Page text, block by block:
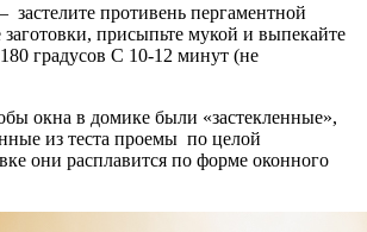
застелите противень пергаментной
присыпьте мукой и выпекайте
градусов С 10-12 минут (не
окна в домике были «застекленные»,
из теста проемы по целой
они расплавится по форме оконного